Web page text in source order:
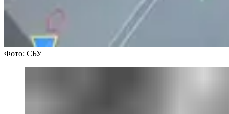
Фото: СБУ